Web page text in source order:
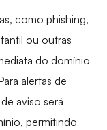
como phishing,
ou outras
do domínio
alertas de
aviso será
permitindo